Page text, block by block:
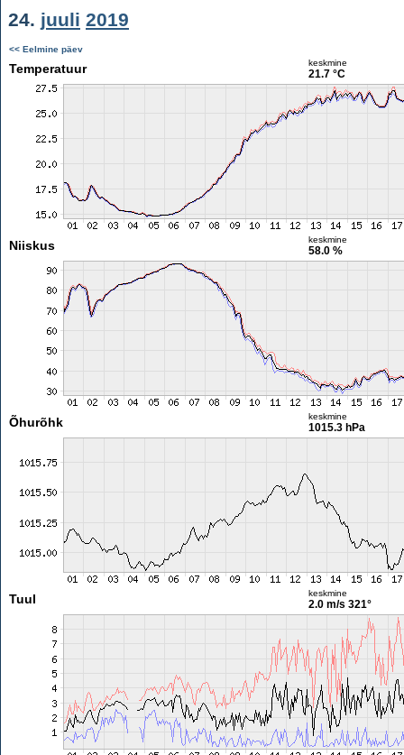
24. juuli 2019
<< Eelmine päev
Temperatuur keskmine
21.7 °C
Niiskus keskmine
58.0 %
Õhurõhk keskmine
1015.3 hPa
Tuul keskmine
2.0 m/s 321°